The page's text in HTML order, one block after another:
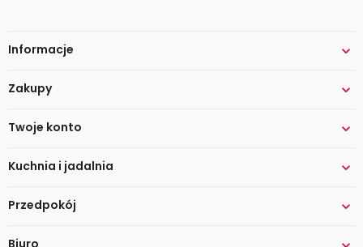
Informacje 
Zakupy 
Twoje konto 
Kuchnia i jadalnia 
Przedpokój 